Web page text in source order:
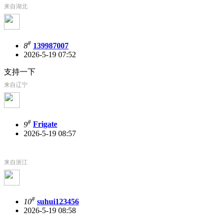
来自湖北
8# 139987007
2026-5-19 07:52
支持一下
来自辽宁
9# Frigate
2026-5-19 08:57
来自浙江
10# suhui123456
2026-5-19 08:58